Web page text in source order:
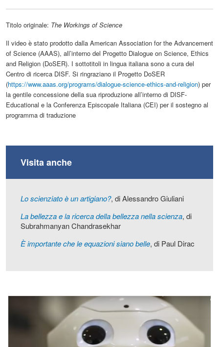
Titolo originale: The Workings of Science
Il video è stato prodotto dalla American Association for the Advancement
of Science (AAAS), all’interno del Progetto Dialogue on Science, Ethics
and Religion (DoSER). I sottotitoli in lingua italiana sono a cura del
Centro di ricerca DISF. Si ringraziano il Progetto DoSER
(https://www.aaas.org/programs/dialogue-science-ethics-and-religion) per
la gentile concessione della sua riproduzione all’interno di DISF-
Educational e la Conferenza Episcopale Italiana (CEI) per il sostegno al
programma di traduzione
Visita anche
Lo scienziato è un artigiano?, di Alessandro Giuliani
La bellezza e la ricerca della bellezza nella scienza, di
Subrahmanyan Chandrasekhar
È importante che le equazioni siano belle, di Paul Dirac